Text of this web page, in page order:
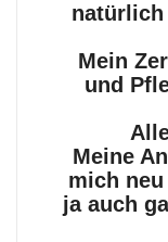
Mein
und
Meine
mich
ja auch